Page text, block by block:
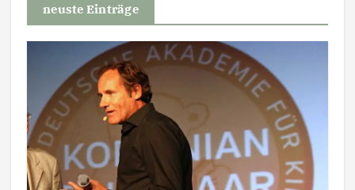
neuste Einträge